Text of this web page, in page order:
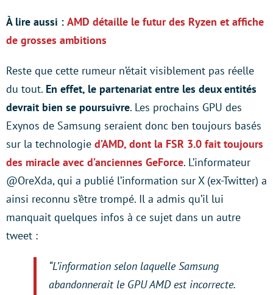
À lire aussi : AMD détaille le futur des Ryzen et affiche
de grosses ambitions
Reste que cette rumeur n’était visiblement pas réelle
du tout. En effet, le partenariat entre les deux entités
devrait bien se poursuivre. Les prochains GPU des
Exynos de Samsung seraient donc ben toujours basés
sur la technologie d’AMD, dont la FSR 3.0 fait toujours
des miracle avec d’anciennes GeForce. L’informateur
@OreXda, qui a publié l’information sur X (ex-Twitter) a
ainsi reconnu s’être trompé. Il a admis qu’il lui
manquait quelques infos à ce sujet dans un autre
tweet :
“L’information selon laquelle Samsung
abandonnerait le GPU AMD est incorrecte.